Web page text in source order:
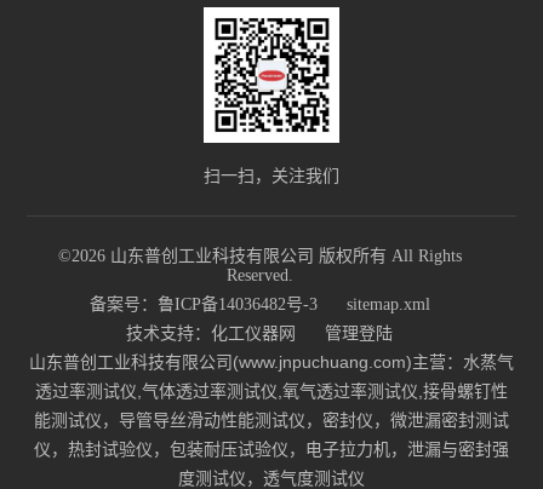
扫一扫，关注我们
©2026 山东普创工业科技有限公司 版权所有 All Rights
Reserved.
备案号：鲁ICP备14036482号-3
sitemap.xml
技术支持： 化工仪器网 管理登陆
山东普创工业科技有限公司(www.jnpuchuang.com)主营：水蒸气
透过率测试仪,气体透过率测试仪,氧气透过率测试仪,接骨螺钉性
能测试仪，导管导丝滑动性能测试仪，密封仪，微泄漏密封测试
仪，热封试验仪，包装耐压试验仪，电子拉力机，泄漏与密封强
度测试仪，透气度测试仪